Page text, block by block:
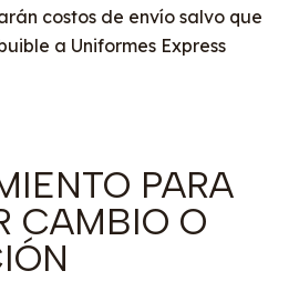
costos de envío salvo que
a Uniformes Express
PARA
CAMBIO O